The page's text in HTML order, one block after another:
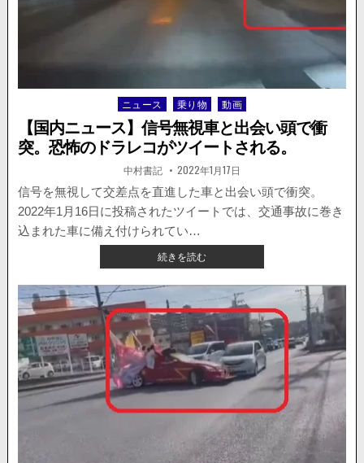
ッ
ク
が
撮
車
と
衝
突。
画
Posted
in
ニュース 乗り物 動画
【国内ニュース】信号無視車と出会い頭で衝
突。恐怖のドラレコがツイートされる。
著
者:
中村書記 掲
載
日：
2022年1月17日
信号を無視して交差点を直進した車と出会い頭で衝突。
2022年1月16日に投稿されたツイートでは、交通事故に巻き
込まれた車に備え付けられてい…
続きを読む【国
内
ニ
ュ
ー
ス】
信
号
無
車
出